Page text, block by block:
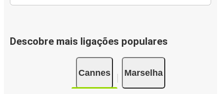
Descobre mais ligações populares
Cannes Marselha